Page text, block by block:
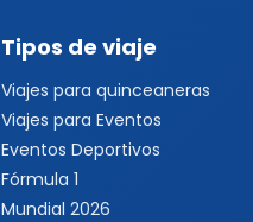
Tipos de viaje
Viajes para quinceaneras
Viajes para Eventos
Eventos Deportivos
Fórmula 1
Mundial 2026